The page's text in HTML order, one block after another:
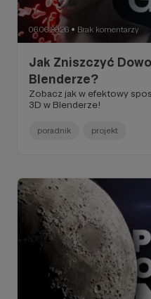
06.06.2026 ● Brak komentarzy
Jak Zniszczyć
Blenderze?
Zobacz jak w efektowy
3D w Blenderze!
poradnik projekt